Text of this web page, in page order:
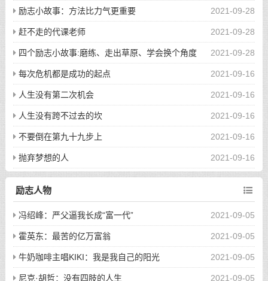
2021-09-28
励志小故事：方法比力气更重要
2021-09-28
赶不走的代课老师
2021-09-28
四个励志小故事:磨练、走出草原、学会换个角度
思考问题、盲人点灯的哲学 2021-09-16
每次危机都是成功的起点
2021-09-16
人生没有第二次机会
2021-09-16
人生没有跨不过去的坎
2021-09-16
不要倒在第九十九步上
2021-09-16
抛弃梦想的人
励志人物
2021-09-05
冯绍峰：严父逼我长成“富一代”
2021-09-05
霍英东：最苦的亿万富翁
2021-09-05
牛奶咖啡主唱KIKI：我是我自己的阳光
2021-09-05
尼克·胡哲：没有四肢的人生